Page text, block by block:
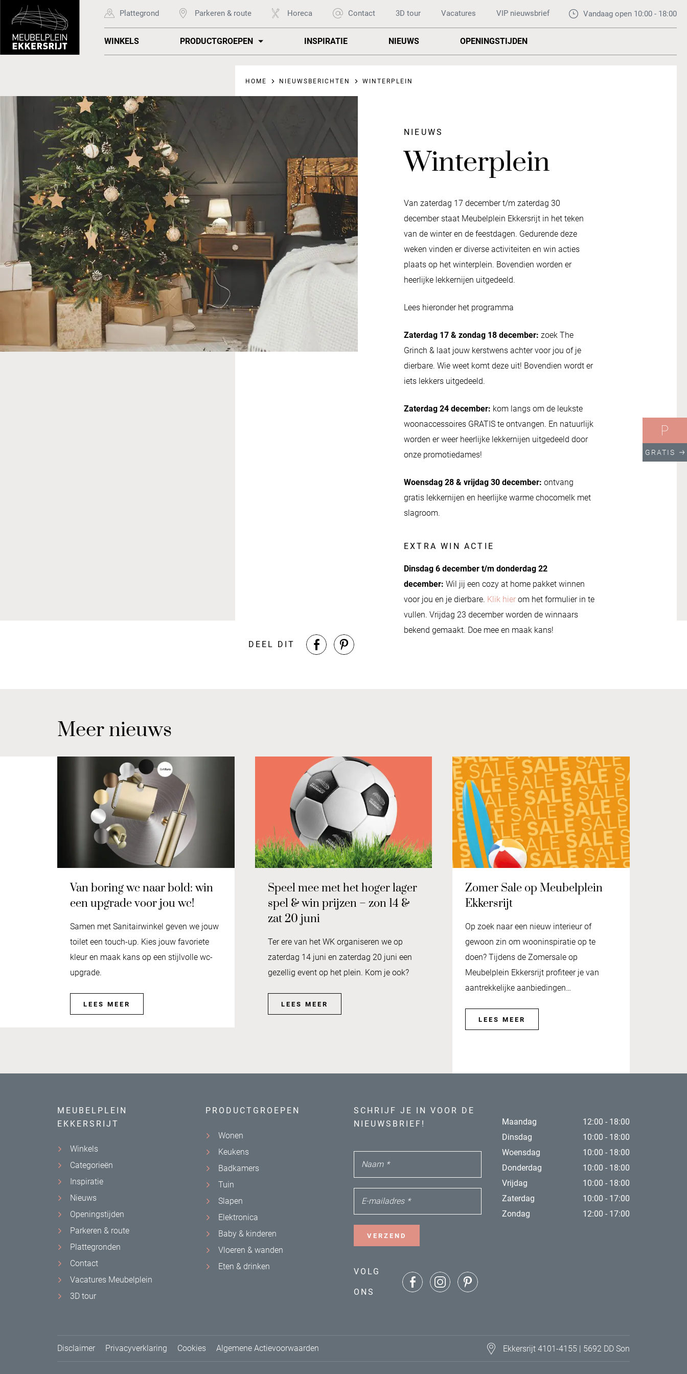
Plattegrond Parkeren & route Horeca Contact 3D tour Vacatures VIP nieuwsbrief Vandaag open 10:00 - 18:00
WINKELS PRODUCTGROEPEN INSPIRATIE NIEUWS OPENINGSTIJDEN
DEEL DIT
HOME NIEUWSBERICHTEN WINTERPLEIN
NIEUWS
Winterplein
Van zaterdag 17 december t/m zaterdag 30
december staat Meubelplein Ekkersrijt in het teken
van de winter en de feestdagen. Gedurende deze
weken vinden er diverse activiteiten en win acties
plaats op het winterplein. Bovendien worden er
heerlijke lekkernijen uitgedeeld.
Lees hieronder het programma
Zaterdag 17 & zondag 18 december: zoek The
Grinch & laat jouw kerstwens achter voor jou of je
dierbare. Wie weet komt deze uit! Bovendien wordt er
iets lekkers uitgedeeld.
Zaterdag 24 december: kom langs om de leukste
woonaccessoires GRATIS te ontvangen. En natuurlijk
worden er weer heerlijke lekkernijen uitgedeeld door
onze promotiedames!
Woensdag 28 & vrijdag 30 december: ontvang
gratis lekkernijen en heerlijke warme chocomelk met
slagroom.
EXTRA WIN ACTIE
Dinsdag 6 december t/m donderdag 22
december: Wil jij een cozy at home pakket winnen
voor jou en je dierbare. Klik hier om het formulier in te
vullen. Vrijdag 23 december worden de winnaars
bekend gemaakt. Doe mee en maak kans!
Meer nieuws
Van boring wc naar bold: win
een upgrade voor jou wc!
Samen met Sanitairwinkel geven we jouw
toilet een touch-up. Kies jouw favoriete
kleur en maak kans op een stijlvolle wc-
upgrade.
LEES MEER
Speel mee met het hoger lager
spel & win prijzen – zon 14 &
zat 20 juni
Ter ere van het WK organiseren we op
zaterdag 14 juni en zaterdag 20 juni een
gezellig event op het plein. Kom je ook?
LEES MEER
Zomer Sale op Meubelplein
Ekkersrijt
Op zoek naar een nieuw interieur of
gewoon zin om wooninspiratie op te
doen? Tijdens de Zomersale op
Meubelplein Ekkersrijt profiteer je van
aantrekkelijke aanbiedingen…
LEES MEER
MEUBELPLEIN
EKKERSRIJT
Winkels
Categorieën
Inspiratie
Nieuws
Openingstijden
Parkeren & route
Plattegronden
Contact
Vacatures Meubelplein
3D tour
PRODUCTGROEPEN
Wonen
Keukens
Badkamers
Tuin
Slapen
Elektronica
Baby & kinderen
Vloeren & wanden
Eten & drinken
SCHRIJF JE IN VOOR DE
NIEUWSBRIEF!
Naam *
E-mailadres *
VERZEND
VOLG
ONS
Maandag
12:00 - 18:00
Dinsdag
10:00 - 18:00
Woensdag
10:00 - 18:00
Donderdag
10:00 - 18:00
Vrijdag
10:00 - 18:00
Zaterdag
10:00 - 17:00
Zondag
12:00 - 17:00
Disclaimer Privacyverklaring Cookies Algemene Actievoorwaarden Ekkersrijt 4101-4155 | 5692 DD Son
GRATIS